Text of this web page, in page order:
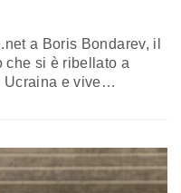
a Boris Bondarev, il
che si è ribellato a
Ucraina e vive